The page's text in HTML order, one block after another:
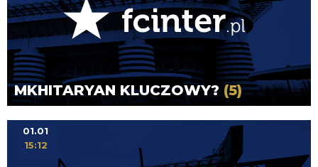
MKHITARYAN KLUCZOWY? (5)
01.01
15:12